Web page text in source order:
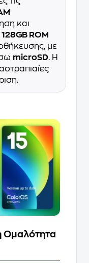
και
128GB ROM
με
microSD. Η
Ομαλότητα